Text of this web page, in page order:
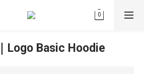
Logo Basic Hoodie